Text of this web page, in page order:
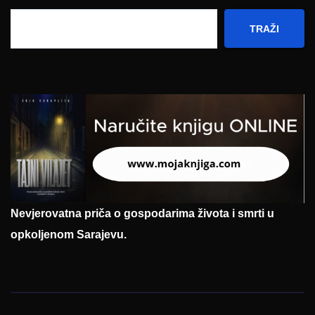
TRAŽI
Nevjerovatna priča o gospodarima života i smrti u
opkoljenom Sarajevu.